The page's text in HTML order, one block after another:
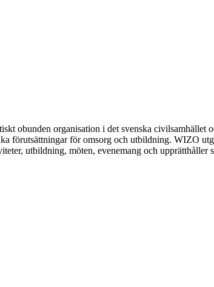
obunden organisation i det svenska civilsamhället
förutsättningar för omsorg och utbildning. WIZO
utbildning, möten, evenemang och